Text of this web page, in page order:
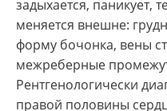
задыхается, паникует,
меняется внешне:
форму бочонка, вены
межреберные
Рентгенологически
правой половины